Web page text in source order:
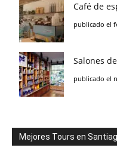
Café de
publicado el
Salones
publicado el
Mejores Tours en